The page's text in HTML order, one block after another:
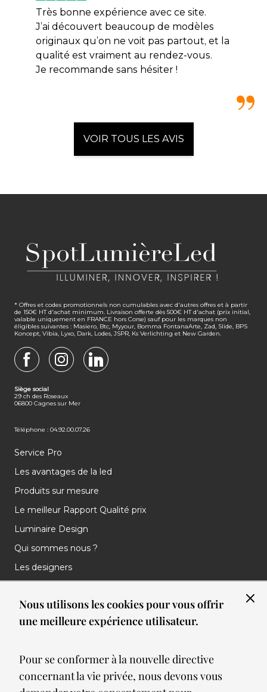
Nous utilisons les cookies pour vous offrir
une meilleure expérience utilisateur.
Pour se conformer à la nouvelle directive
concernant la vie privée, nous devons vous
Très bonne expérience avec ce site.
J’ai découvert beaucoup de modèles
originaux qu’on ne voit pas partout, et la
qualité est vraiment au rendez-vous.
Je recommande sans hésiter !
VOIR TOUS LES AVIS
* Offres et codes promotionnels non cumulables avec d'autres offres et à partir
de 150€ HT d'achat minimum. Livraison offerte dès 500€ HT d'achat (prix initial,
valable uniquement en FRANCE hors Corse) sauf pour les marques non
éligibles suivantes : Masiero, Btc, Myyour, Bomma FontanaArte, Zad, Slide, BPS
Koncept, Vibia, Lyxo, Dark, Lodes, JSPR, Ks Verlichting et New Garden.
Siège social
29 ch des Roseaux
06800 Cagnes sur Mer
Téléphone : 04.92.00.07.26
Service Pro
Les avantages de la led
Produits sur mesure
Le meilleur Rapport Qualité prix
Luminaire Design
Qui sommes nous ?
Les designers
Nos réalisations
Nos Clients
Meilleures ventes
Blog